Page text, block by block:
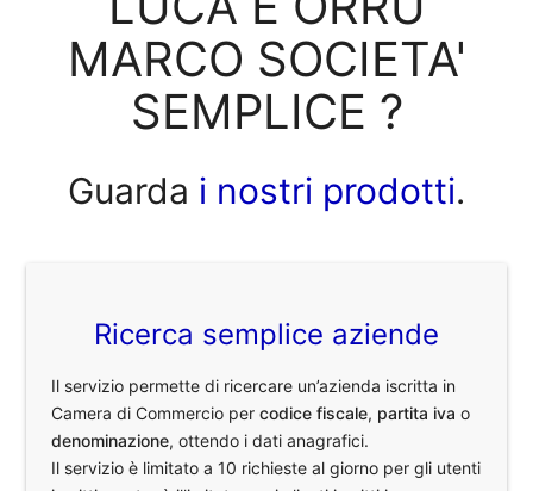
MARCO SOCIETA'
SEMPLICE ?
Guarda i nostri prodotti.
Ricerca semplice aziende
Il servizio permette di ricercare un’azienda iscritta in
Camera di Commercio percodice fiscale, partita iva o
denominazione, ottendo i dati anagrafici.
Il servizio è limitato a 10 richieste al giorno per gli utenti